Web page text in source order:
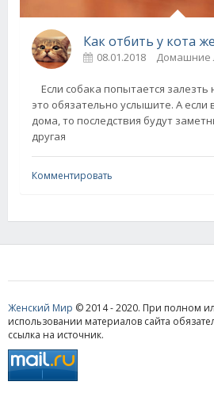
08.01.2018 Домашние
Если собака попытается залезть
это обязательно услышите. А если
дома, то последствия будут
другая
Комментировать
Женский Мир © 2014 - 2020. При полном
использовании материалов сайта
ссылка на источник.